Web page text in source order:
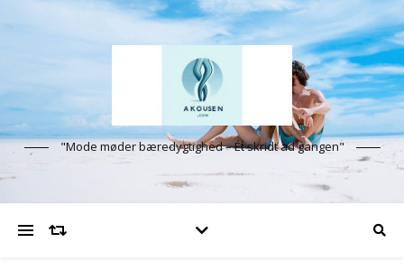
"Mode møder bæredygtighed – Ét skridt ad gangen"